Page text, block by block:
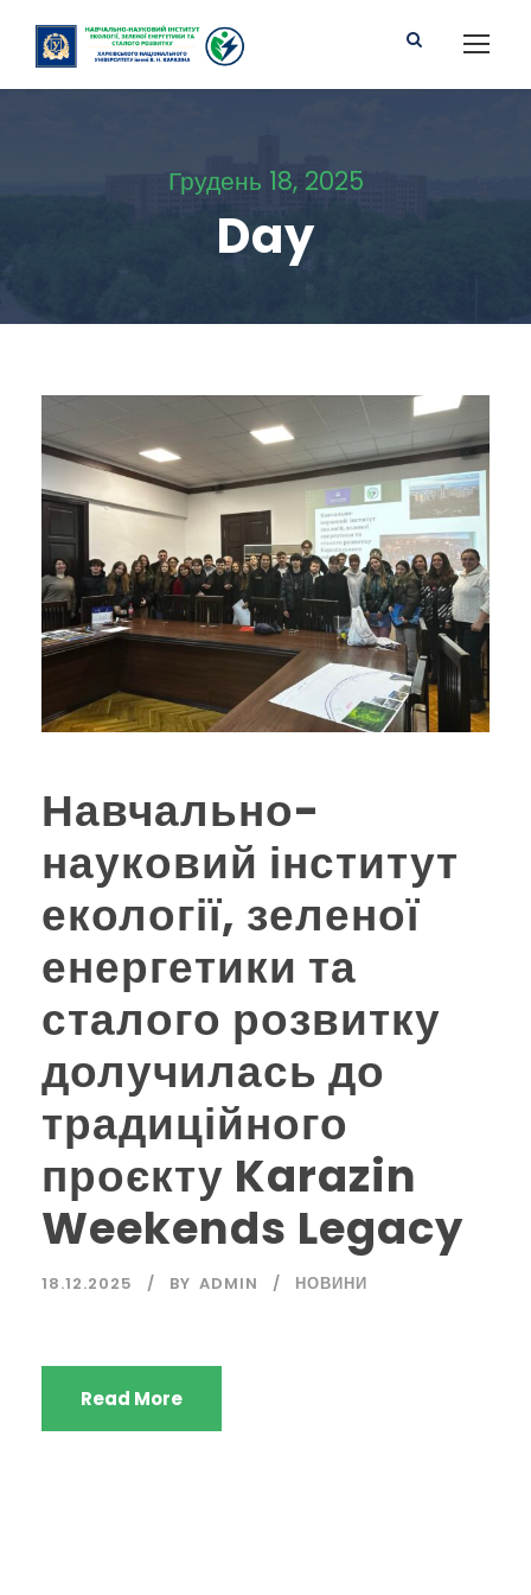
Грудень 18, 2025
Day
Навчально-
науковий інститут
екології, зеленої
енергетики та
сталого розвитку
долучилась до
традиційного
проєкту Karazin
Weekends Legacy
18.12.2025 BY ADMIN НОВИНИ
Read More